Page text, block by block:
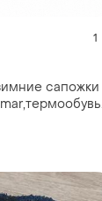
1
сапожки
23р,зимние